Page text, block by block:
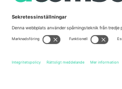
Kontor och support
Germany